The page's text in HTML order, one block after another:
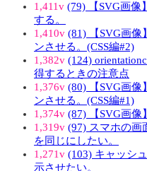
1,411v (79) 【SVG画像
する。
1,410v (81) 【SVG画像
ンさせる。(CSS編#2)
1,382v (124)
得するときの注意点
1,376v (80) 【SVG画像
ンさせる。(CSS編#1)
1,374v (87) 【SVG画像
1,319v (97) スマホの画
を同じにしたい。
1,271v (103) キャッシ
示させたい。